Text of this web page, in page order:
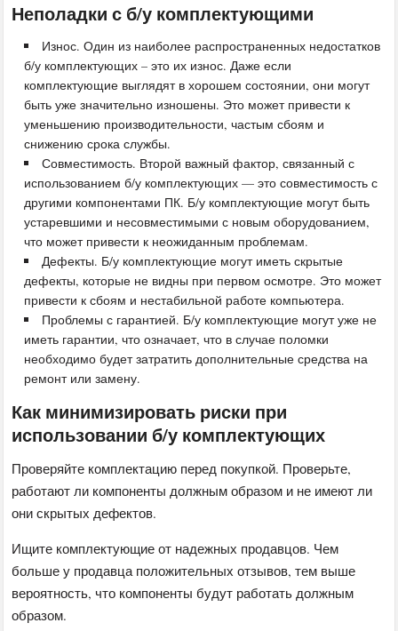
Неполадки с б/у комплектующими
Износ. Один из наиболее распространенных недостатков
б/у комплектующих – это их износ. Даже если
комплектующие выглядят в хорошем состоянии, они могут
быть уже значительно изношены. Это может привести к
уменьшению производительности, частым сбоям и
снижению срока службы.
Совместимость. Второй важный фактор, связанный с
использованием б/у комплектующих — это совместимость с
другими компонентами ПК. Б/у комплектующие могут быть
устаревшими и несовместимыми с новым оборудованием,
что может привести к неожиданным проблемам.
Дефекты. Б/у комплектующие могут иметь скрытые
дефекты, которые не видны при первом осмотре. Это может
привести к сбоям и нестабильной работе компьютера.
Проблемы с гарантией. Б/у комплектующие могут уже не
иметь гарантии, что означает, что в случае поломки
необходимо будет затратить дополнительные средства на
ремонт или замену.
Как минимизировать риски при
использовании б/у комплектующих
Проверяйте комплектацию перед покупкой. Проверьте,
работают ли компоненты должным образом и не имеют ли
они скрытых дефектов.
Ищите комплектующие от надежных продавцов. Чем
больше у продавца положительных отзывов, тем выше
вероятность, что компоненты будут работать должным
образом.